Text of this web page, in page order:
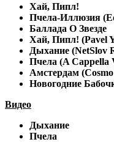
Хай, Пипл!
Пчела-Иллюзия
Баллада О Звезде
Хай, Пипл! (Pavel
Дыхание (NetSlov
Пчела (A Cappella
Амстердам
Новогодние
Видео
Дыхание
Пчела